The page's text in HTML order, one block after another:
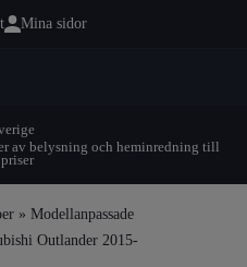
Mina sidor
av belysning och heminredning till
» Modellanpassade
Outlander 2015-